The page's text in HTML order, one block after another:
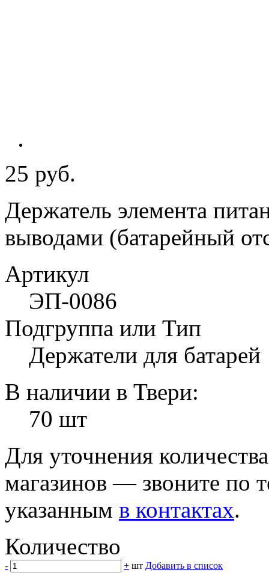
25 руб.
Держатель элемента
выводами (батарейный
Артикул
ЭП-0086
Подгруппа или Тип
Держатели для батарей
В наличии в Твери:
70 шт
Для уточнения
магазинов — звоните по
указанным в контактах.
Количество
- + шт Добавить в список